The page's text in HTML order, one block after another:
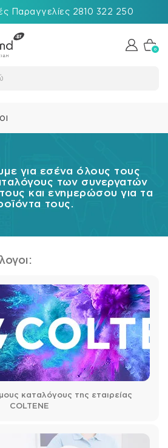
Παραγγελίες 2810 322 250
0
για εσένα όλους τους
των συνεργατών
και ενημερώσου για τα
τους.
καταλόγους της εταιρείας
COLTENE